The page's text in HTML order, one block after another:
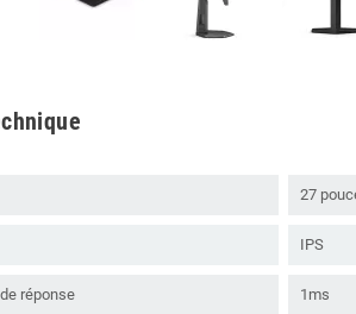
27
IPS
réponse 1ms